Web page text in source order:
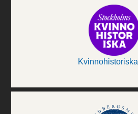
Kvinnohistoriska